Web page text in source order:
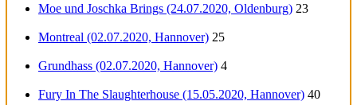
Moe und Joschka Brings (24.07.2020, Oldenburg) 23
Montreal (02.07.2020, Hannover) 25
Grundhass (02.07.2020, Hannover) 4
Fury In The Slaughterhouse (15.05.2020, Hannover) 40